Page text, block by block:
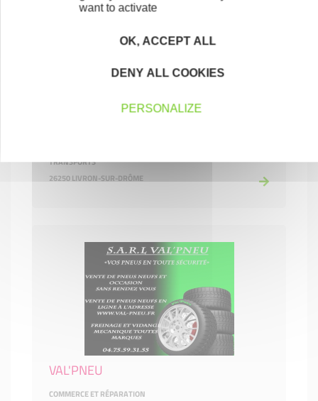
TRANSPORTS
26250 LIVRON-SUR-DRÔME
VAL'PNEU
COMMERCE ET RÉPARATION
want to activate
OK, ACCEPT ALL
DENY ALL COOKIES
PERSONALIZE